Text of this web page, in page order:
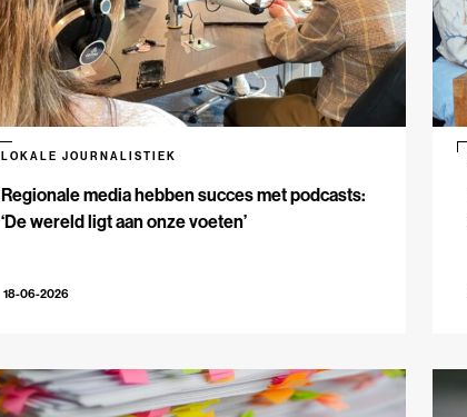
Regionale media hebben succes met podcasts:
‘De wereld ligt aan onze voeten’
LOKALE JOURNALISTIEK
18-06-2026